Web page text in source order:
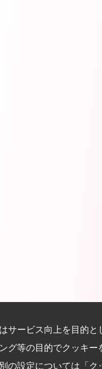
サービス向上を目的
グ等の目的でクッキ
の設定については「